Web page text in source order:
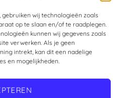
wij technologieën zoals
op te slaan en/of te raadplegen.
kunnen wij gegevens zoals
verwerken. Als je geen
intrekt, kan dit een nadelige
en mogelijkheden.